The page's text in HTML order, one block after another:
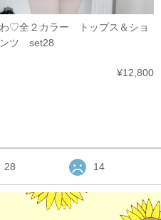
♡全２カラー トップス＆ショ
ンツ set28
¥12,800
28 14